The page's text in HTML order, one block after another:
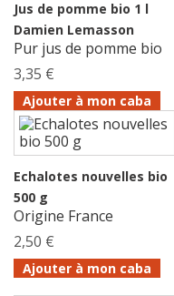
Jus de pomme bio 1 l
Damien Lemasson
Pur jus de pomme bio
3,35 €
Ajouter à mon caba
Echalotes nouvelles bio
500 g
Origine France
2,50 €
Ajouter à mon caba